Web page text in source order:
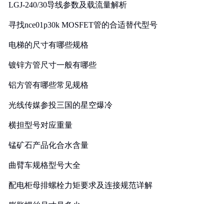
LGJ-240/30导线参数及载流量解析
寻找nce01p30k MOSFET管的合适替代型号
电梯的尺寸有哪些规格
镀锌方管尺寸一般有哪些
铝方管有哪些常见规格
光线传媒参投三国的星空爆冷
横担型号对应重量
锰矿石产品化合水含量
曲臂车规格型号大全
配电柜母排螺栓力矩要求及连接规范详解